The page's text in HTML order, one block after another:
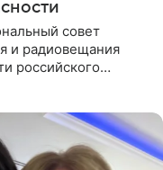
совет
и радиовещания
российского